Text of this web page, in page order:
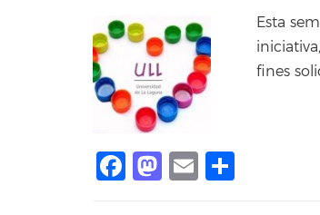
Esta
fines
Facebook
Mastodon
Email